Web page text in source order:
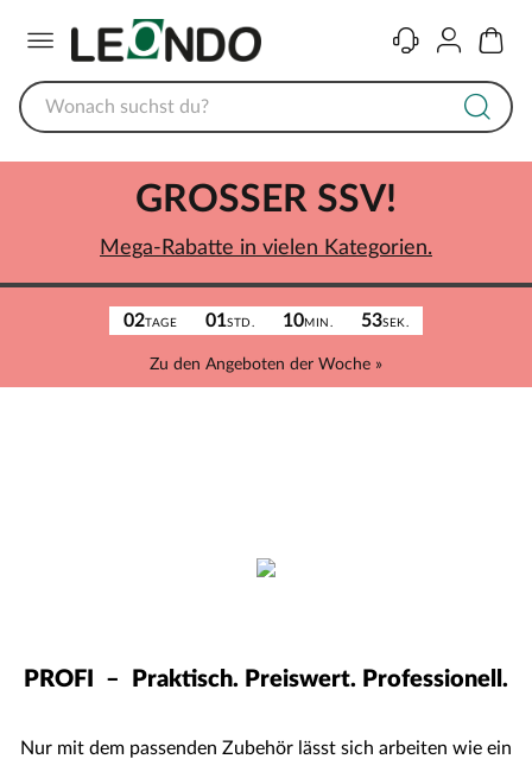
KontaktKonto
02TAGE 01STD. 10MIN. 53SEK.
Zu den Angeboten der Woche »
GROSSER SSV!
Mega-Rabatte in vielen Kategorien.
PROFI – Praktisch. Preiswert. Professionell.
Nur mit dem passenden Zubehör lässt sich arbeiten wie ein